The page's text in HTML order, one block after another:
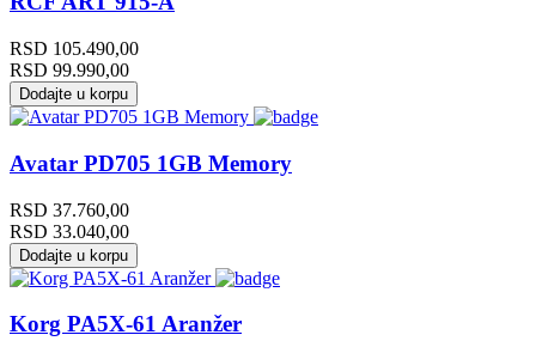
RSD 105.490,00
RSD 99.990,00
Dodajte u korpu
Avatar PD705 1GB Memory
RSD 37.760,00
RSD 33.040,00
Dodajte u korpu
Korg PA5X-61 Aranžer